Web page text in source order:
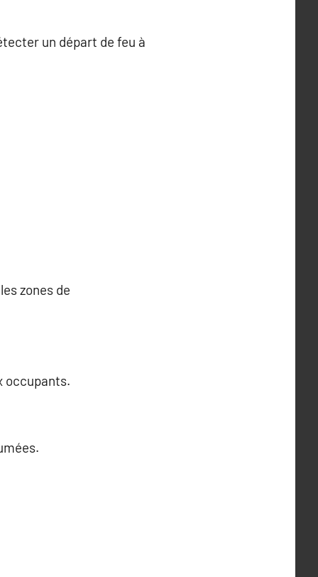
un départ de feu à
zones de
occupants.